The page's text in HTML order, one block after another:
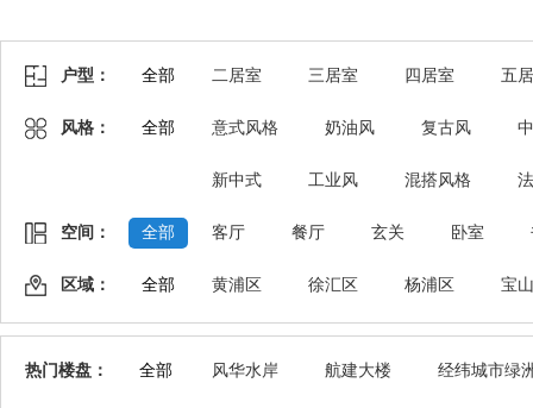
户型： 全部 二居室 三居室 四居室 五
风格： 全部 意式风格 奶油风 复古风
新中式 工业风 混搭风格
空间： 全部 客厅 餐厅 玄关 卧室
区域： 全部 黄浦区 徐汇区 杨浦区 宝
热门楼盘： 全部 风华水岸 航建大楼 经纬城市绿